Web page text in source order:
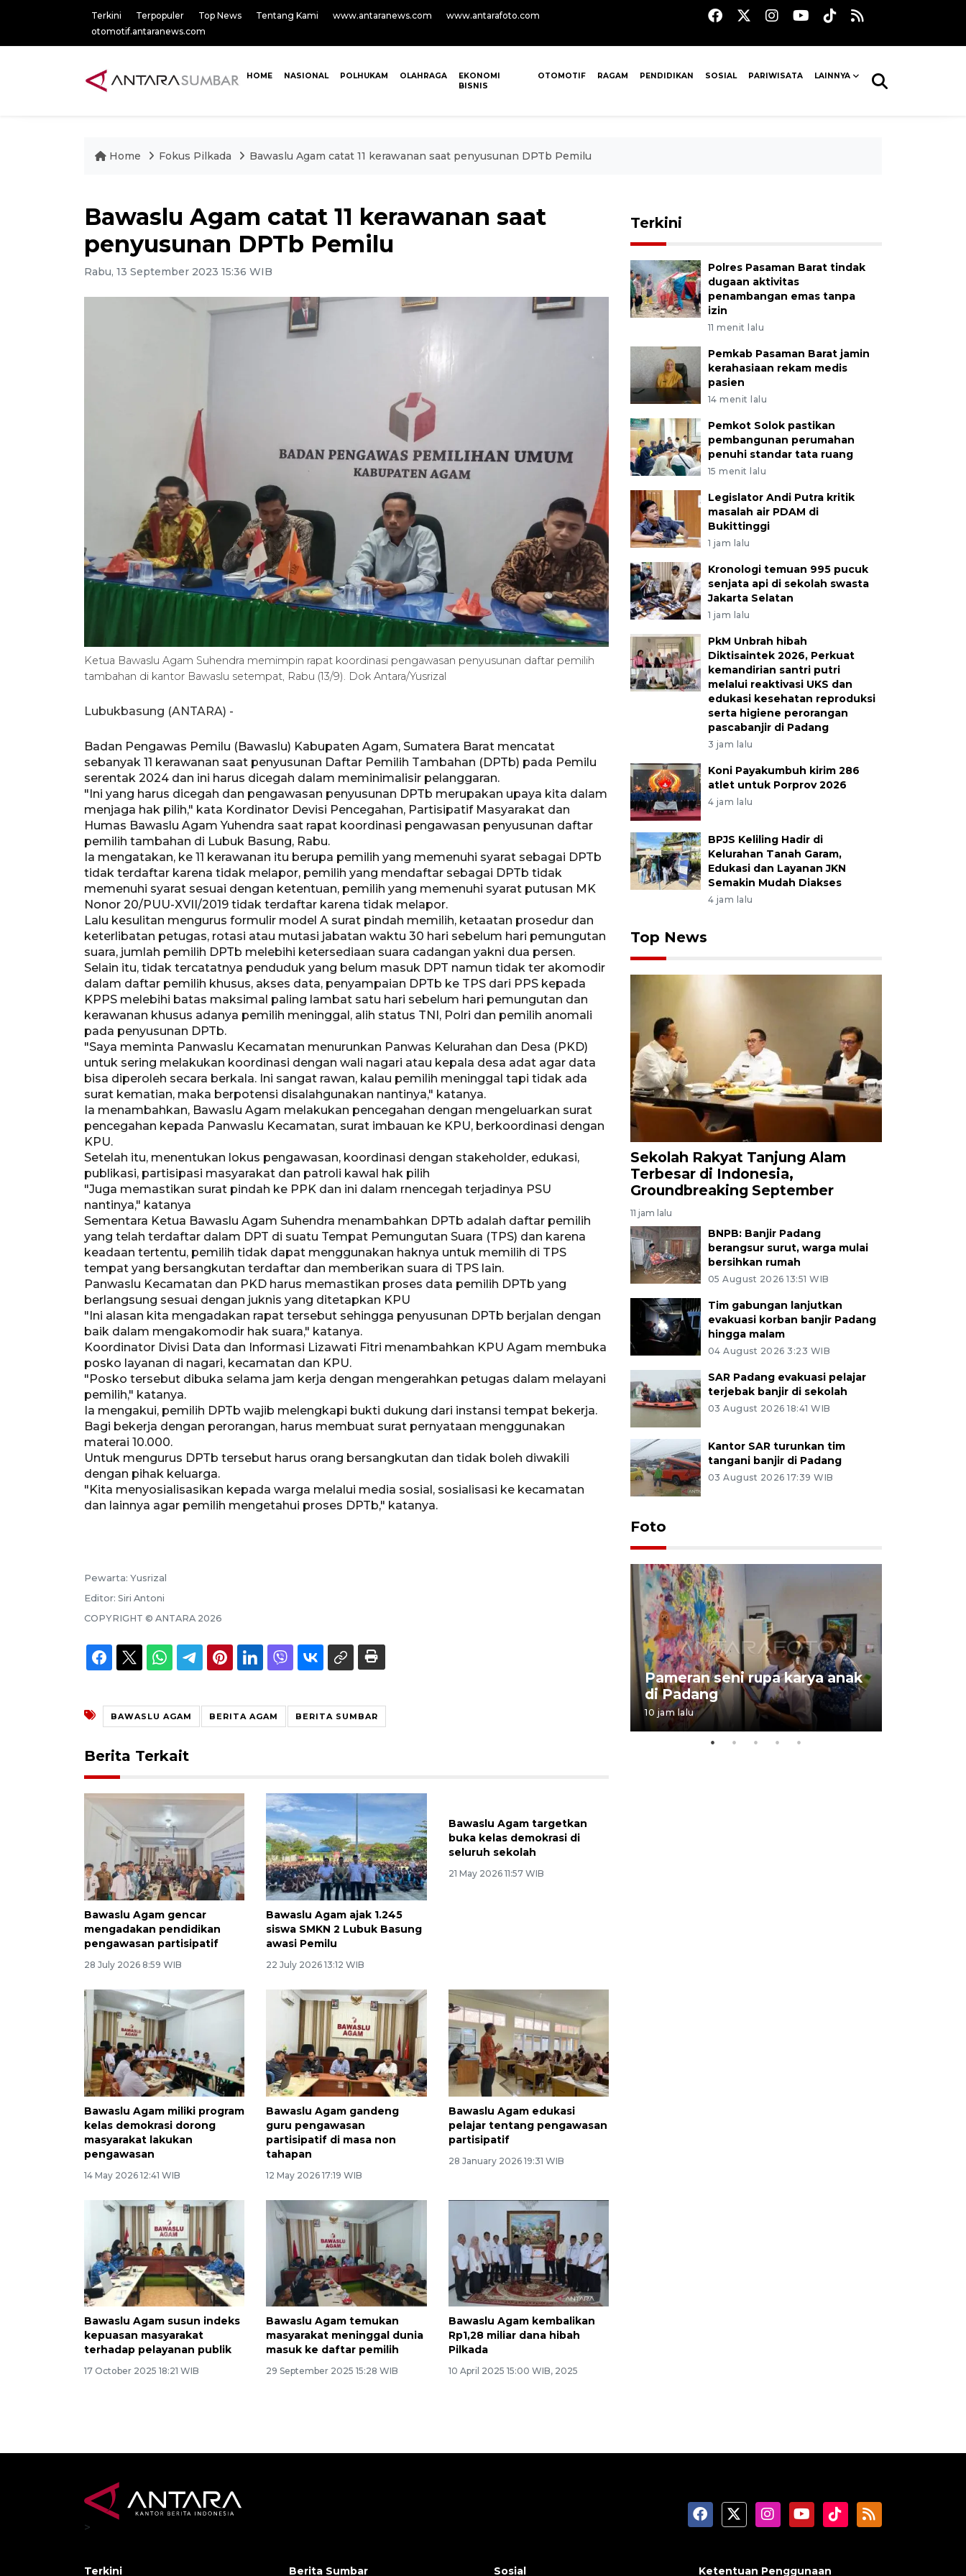
Terkini Terpopuler Top News Tentang Kami www.antaranews.com
www.antarafoto.com
otomotif.antaranews.com
HOME NASIONAL POLHUKAM OLAHRAGA
EKONOMI
BISNIS
OTOMOTIF RAGAM PENDIDIKAN SOSIAL PARIWISATA LAINNYA
Home Fokus Pilkada Bawaslu Agam catat 11 kerawanan saat penyusunan DPTb Pemilu
Bawaslu Agam catat 11 kerawanan saat
penyusunan DPTb Pemilu
Rabu, 13 September 2023 15:36 WIB
Ketua Bawaslu Agam Suhendra memimpin rapat koordinasi pengawasan penyusunan daftar pemilih
tambahan di kantor Bawaslu setempat, Rabu (13/9). Dok Antara/Yusrizal
Lubukbasung (ANTARA) -
Badan Pengawas Pemilu (Bawaslu) Kabupaten Agam, Sumatera Barat mencatat
sebanyak 11 kerawanan saat penyusunan Daftar Pemilih Tambahan (DPTb) pada Pemilu
serentak 2024 dan ini harus dicegah dalam meminimalisir pelanggaran.
"Ini yang harus dicegah dan pengawasan penyusunan DPTb merupakan upaya kita dalam
menjaga hak pilih," kata Kordinator Devisi Pencegahan, Partisipatif Masyarakat dan
Humas Bawaslu Agam Yuhendra saat rapat koordinasi pengawasan penyusunan daftar
pemilih tambahan di Lubuk Basung, Rabu.
Ia mengatakan, ke 11 kerawanan itu berupa pemilih yang memenuhi syarat sebagai DPTb
tidak terdaftar karena tidak melapor, pemilih yang mendaftar sebagai DPTb tidak
memenuhi syarat sesuai dengan ketentuan, pemilih yang memenuhi syarat putusan MK
Nonor 20/PUU-XVII/2019 tidak terdaftar karena tidak melapor.
Lalu kesulitan mengurus formulir model A surat pindah memilih, ketaatan prosedur dan
keterlibatan petugas, rotasi atau mutasi jabatan waktu 30 hari sebelum hari pemungutan
suara, jumlah pemilih DPTb melebihi ketersediaan suara cadangan yakni dua persen.
Selain itu, tidak tercatatnya penduduk yang belum masuk DPT namun tidak ter akomodir
dalam daftar pemilih khusus, akses data, penyampaian DPTb ke TPS dari PPS kepada
KPPS melebihi batas maksimal paling lambat satu hari sebelum hari pemungutan dan
kerawanan khusus adanya pemilih meninggal, alih status TNI, Polri dan pemilih anomali
pada penyusunan DPTb.
"Saya meminta Panwaslu Kecamatan menurunkan Panwas Kelurahan dan Desa (PKD)
untuk sering melakukan koordinasi dengan wali nagari atau kepala desa adat agar data
bisa diperoleh secara berkala. Ini sangat rawan, kalau pemilih meninggal tapi tidak ada
surat kematian, maka berpotensi disalahgunakan nantinya," katanya.
Ia menambahkan, Bawaslu Agam melakukan pencegahan dengan mengeluarkan surat
pencegahan kepada Panwaslu Kecamatan, surat imbauan ke KPU, berkoordinasi dengan
KPU.
Setelah itu, menentukan lokus pengawasan, koordinasi dengan stakeholder, edukasi,
publikasi, partisipasi masyarakat dan patroli kawal hak pilih
"Juga memastikan surat pindah ke PPK dan ini dalam rnencegah terjadinya PSU
nantinya," katanya
Sementara Ketua Bawaslu Agam Suhendra menambahkan DPTb adalah daftar pemilih
yang telah terdaftar dalam DPT di suatu Tempat Pemungutan Suara (TPS) dan karena
keadaan tertentu, pemilih tidak dapat menggunakan haknya untuk memilih di TPS
tempat yang bersangkutan terdaftar dan memberikan suara di TPS lain.
Panwaslu Kecamatan dan PKD harus memastikan proses data pemilih DPTb yang
berlangsung sesuai dengan juknis yang ditetapkan KPU
"Ini alasan kita mengadakan rapat tersebut sehingga penyusunan DPTb berjalan dengan
baik dalam mengakomodir hak suara," katanya.
Koordinator Divisi Data dan Informasi Lizawati Fitri menambahkan KPU Agam membuka
posko layanan di nagari, kecamatan dan KPU.
"Posko tersebut dibuka selama jam kerja dengan mengerahkan petugas dalam melayani
pemilih," katanya.
Ia mengakui, pemilih DPTb wajib melengkapi bukti dukung dari instansi tempat bekerja.
Bagi bekerja dengan perorangan, harus membuat surat pernyataan menggunakan
materai 10.000.
Untuk mengurus DPTb tersebut harus orang bersangkutan dan tidak boleh diwakili
dengan pihak keluarga.
"Kita menyosialisasikan kepada warga melalui media sosial, sosialisasi ke kecamatan
dan lainnya agar pemilih mengetahui proses DPTb," katanya.
Pewarta: Yusrizal
Editor: Siri Antoni
COPYRIGHT © ANTARA 2026
BAWASLU AGAM BERITA AGAM BERITA SUMBAR
Berita Terkait
Bawaslu Agam gencar
mengadakan pendidikan
pengawasan partisipatif
28 July 2026 8:59 WIB
Bawaslu Agam ajak 1.245
siswa SMKN 2 Lubuk Basung
awasi Pemilu
22 July 2026 13:12 WIB
Bawaslu Agam miliki program
kelas demokrasi dorong
masyarakat lakukan
pengawasan
14 May 2026 12:41 WIB
Bawaslu Agam gandeng
guru pengawasan
partisipatif di masa non
tahapan
12 May 2026 17:19 WIB
Bawaslu Agam edukasi
pelajar tentang pengawasan
partisipatif
28 January 2026 19:31 WIB
Bawaslu Agam susun indeks
kepuasan masyarakat
terhadap pelayanan publik
17 October 2025 18:21 WIB
Bawaslu Agam temukan
masyarakat meninggal dunia
masuk ke daftar pemilih
29 September 2025 15:28 WIB
Bawaslu Agam kembalikan
Rp1,28 miliar dana hibah
Pilkada
10 April 2025 15:00 WIB, 2025
Terkini
Polres Pasaman Barat tindak
dugaan aktivitas
penambangan emas tanpa
izin
11 menit lalu
Pemkab Pasaman Barat jamin
kerahasiaan rekam medis
pasien
14 menit lalu
Pemkot Solok pastikan
pembangunan perumahan
penuhi standar tata ruang
15 menit lalu
Legislator Andi Putra kritik
masalah air PDAM di
Bukittinggi
1 jam lalu
Kronologi temuan 995 pucuk
senjata api di sekolah swasta
Jakarta Selatan
1 jam lalu
PkM Unbrah hibah
Diktisaintek 2026, Perkuat
kemandirian santri putri
melalui reaktivasi UKS dan
edukasi kesehatan reproduksi
serta higiene perorangan
pascabanjir di Padang
3 jam lalu
Koni Payakumbuh kirim 286
atlet untuk Porprov 2026
4 jam lalu
BPJS Keliling Hadir di
Kelurahan Tanah Garam,
Edukasi dan Layanan JKN
Semakin Mudah Diakses
4 jam lalu
Top News
Sekolah Rakyat Tanjung Alam
Terbesar di Indonesia,
Groundbreaking September
11 jam lalu
BNPB: Banjir Padang
berangsur surut, warga mulai
bersihkan rumah
05 August 2026 13:51 WIB
Tim gabungan lanjutkan
evakuasi korban banjir Padang
hingga malam
04 August 2026 3:23 WIB
SAR Padang evakuasi pelajar
terjebak banjir di sekolah
03 August 2026 18:41 WIB
Kantor SAR turunkan tim
tangani banjir di Padang
03 August 2026 17:39 WIB
Foto
Pameran seni rupa karya anak
di Padang
10 jam lalu
>
Terkini Berita Sumbar Sosial Ketentuan Penggunaan